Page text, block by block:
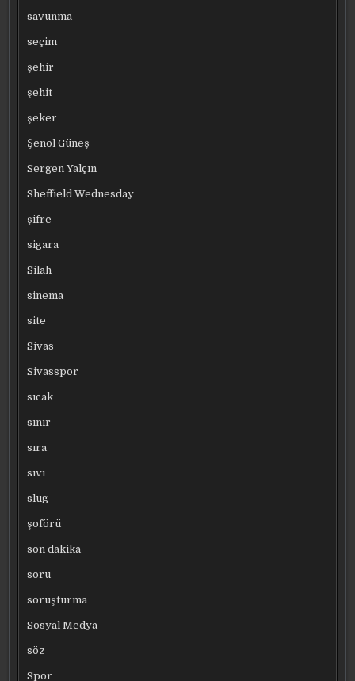
savunma
seçim
şehir
şehit
şeker
Şenol Güneş
Sergen Yalçın
Sheffield Wednesday
şifre
sigara
Silah
sinema
site
Sivas
Sivasspor
sıcak
sınır
sıra
sıvı
slug
şoförü
son dakika
soru
soruşturma
Sosyal Medya
söz
Spor